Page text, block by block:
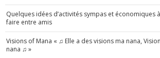
Quelques idées d’activités sympas et économiques à
faire entre amis
Visions of Mana « ♫ Elle a des visions ma nana,
nana ♫ »